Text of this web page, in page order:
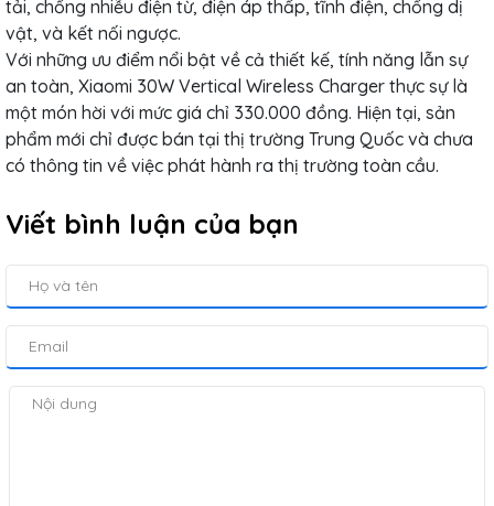
tải, chống nhiễu điện từ, điện áp thấp, tĩnh điện, chống dị
vật, và kết nối ngược.
Với những ưu điểm nổi bật về cả thiết kế, tính năng lẫn sự
an toàn, Xiaomi 30W Vertical Wireless Charger thực sự là
một món hời với mức giá chỉ 330.000 đồng. Hiện tại, sản
phẩm mới chỉ được bán tại thị trường Trung Quốc và chưa
có thông tin về việc phát hành ra thị trường toàn cầu.
Viết bình luận của bạn